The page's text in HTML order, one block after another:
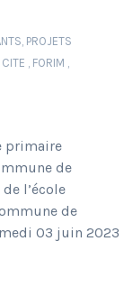
, PROJETS
, FORIM ,
primaire
de
l’école
de
03 juin 2023